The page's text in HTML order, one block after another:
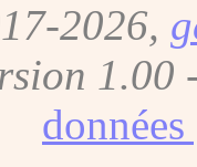
2026,
1.00